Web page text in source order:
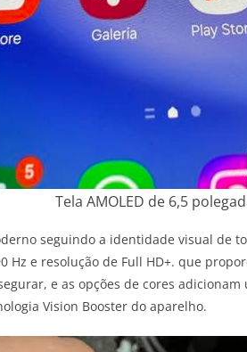
Tela AMOLED de 6,5
seguindo a identidade visual de
Hz e resolução de Full HD+. que
e as opções de cores
Vision Booster do aparelho.